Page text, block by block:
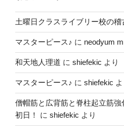
土曜日クラスライブリー校の稽
マスターピース♪ に neodyum
和天地人理道 に shiefekic より
マスターピース♪ に shiefekic
僧帽筋と広背筋と脊柱起立筋
初日！
に shiefekic より